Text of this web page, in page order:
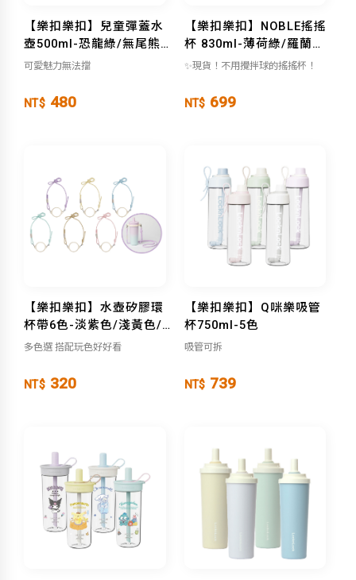
【樂扣樂扣】兒童彈蓋水
壺500ml-恐龍綠/無尾熊
粉/獅子黃
可愛魅力無法擋
NT$ 480
【樂扣樂扣】NOBLE搖搖
杯 830ml-薄荷綠/羅蘭紫/
奶茶棕/冷灰白
✨現貨！不用攪拌球的搖搖杯！
NT$ 699
【樂扣樂扣】水壺矽膠環
杯帶6色-淡紫色/淺黃色/
淺藍色/淡綠色/淺卡其/淡
多色選 搭配玩色好好看
NT$ 320
【樂扣樂扣】Q咪樂吸管
杯750ml-5色
吸管可拆
NT$ 739